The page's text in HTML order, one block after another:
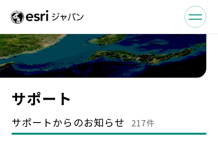
サポート
サポートからのお知らせ 217件